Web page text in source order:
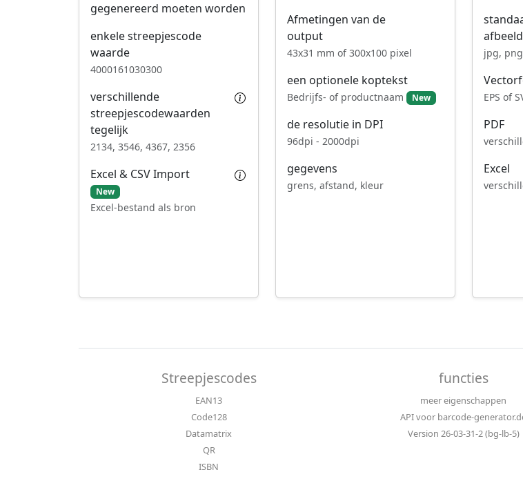
gegenereerd moeten worden
enkele streepjescode
waarde
4000161030300
verschillende
streepjescodewaarden
tegelijk
2134, 3546, 4367, 2356
Excel & CSV Import
New
Excel-bestand als bron
Afmetingen van de
output
43x31 mm of 300x100 pixel
een optionele koptekst
Bedrijfs- of productnaam New
de resolutie in DPI
96dpi - 2000dpi
gegevens
grens, afstand, kleur
jpg,
EPS of
PDF
Excel
Streepjescodes
EAN13
Code128
Datamatrix
QR
ISBN
functies
meer eigenschappen
API voor barcode-
Version 26-03-31-2 (bg-lb-5)